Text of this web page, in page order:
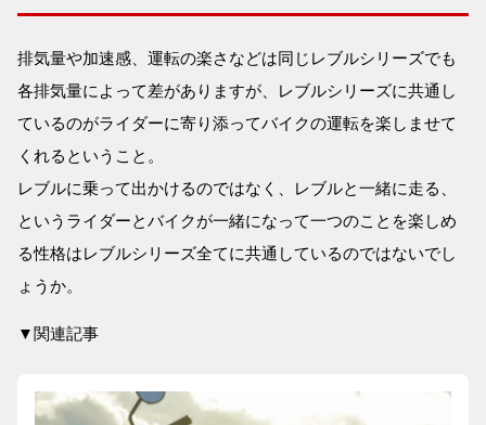
排気量や加速感、運転の楽さなどは同じレブルシリーズでも
各排気量によって差がありますが、レブルシリーズに共通し
ているのがライダーに寄り添ってバイクの運転を楽しませて
くれるということ。
レブルに乗って出かけるのではなく、レブルと一緒に走る、
というライダーとバイクが一緒になって一つのことを楽しめ
る性格はレブルシリーズ全てに共通しているのではないでし
ょうか。
▼関連記事